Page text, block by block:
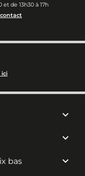
de 13h30 à 17h
ici


bas 